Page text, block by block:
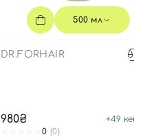
500 мл
DR.FORHAIR
980₴ +49
0 (0)